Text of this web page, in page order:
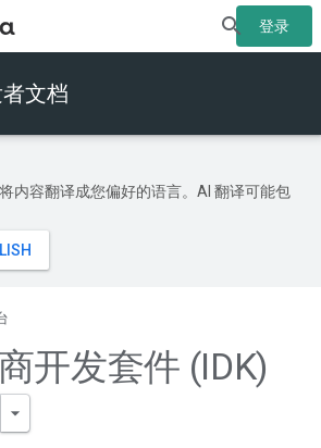
登录
文档
内容翻译成您偏好的语言。AI 翻译可能包
开发套件 (IDK)